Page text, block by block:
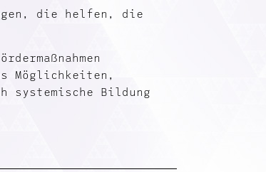
die helfen, die
Möglichkeiten,
systemische Bildung